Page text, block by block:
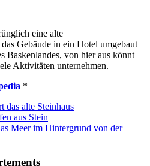
eine alte
Gebäude in ein Hotel umgebaut
Baskenlandes, von hier aus könnt
Aktivitäten unternehmen.
*